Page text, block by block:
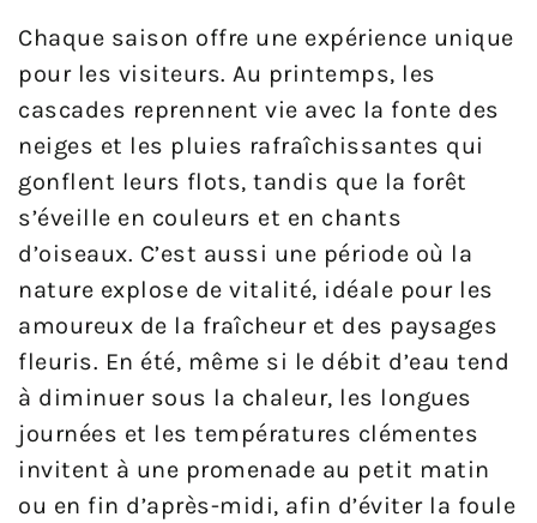
Chaque saison offre une expérience unique
pour les visiteurs. Au printemps, les
cascades reprennent vie avec la fonte des
neiges et les pluies rafraîchissantes qui
gonflent leurs flots, tandis que la forêt
s’éveille en couleurs et en chants
d’oiseaux. C’est aussi une période où la
nature explose de vitalité, idéale pour les
amoureux de la fraîcheur et des paysages
fleuris. En été, même si le débit d’eau tend
à diminuer sous la chaleur, les longues
journées et les températures clémentes
invitent à une promenade au petit matin
ou en fin d’après-midi, afin d’éviter la foule